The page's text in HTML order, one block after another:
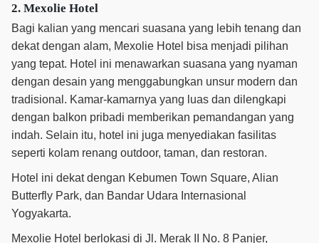
2. Mexolie Hotel
Bagi kalian yang mencari suasana yang lebih tenang dan
dekat dengan alam, Mexolie Hotel bisa menjadi pilihan
yang tepat. Hotel ini menawarkan suasana yang nyaman
dengan desain yang menggabungkan unsur modern dan
tradisional. Kamar-kamarnya yang luas dan dilengkapi
dengan balkon pribadi memberikan pemandangan yang
indah. Selain itu, hotel ini juga menyediakan fasilitas
seperti kolam renang outdoor, taman, dan restoran.
Hotel ini dekat dengan Kebumen Town Square, Alian
Butterfly Park, dan Bandar Udara Internasional
Yogyakarta.
Mexolie Hotel berlokasi di Jl. Merak II No. 8 Panjer,